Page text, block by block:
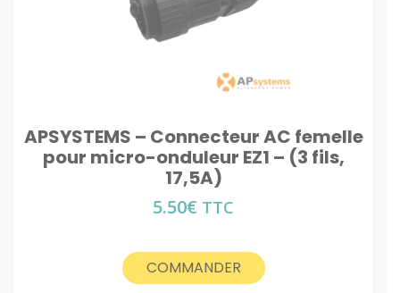
APSYSTEMS – Connecteur AC femelle
pour micro-onduleur EZ1 – (3 fils,
17,5A)
5.50€ TTC
COMMANDER